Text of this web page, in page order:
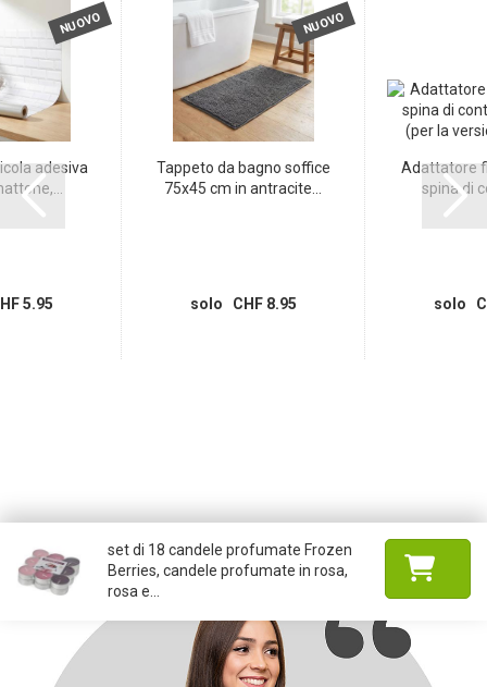
NUOVO
adesiva
5.95
NUOVO
Tappeto da bagno soffice
75x45 cm in antracite...
solo CHF 8.95
Adattatore
spina di
solo
set di 18 candele profumate Frozen
Berries, candele profumate in rosa,
rosa e...